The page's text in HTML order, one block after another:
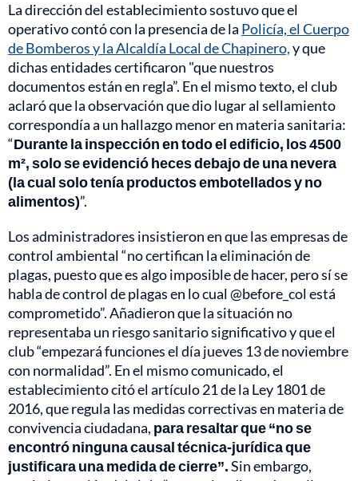
La dirección del establecimiento sostuvo que el
operativo contó con la presencia de la Policía, el Cuerpo
de Bomberos y la Alcaldía Local de Chapinero,y que
dichas entidades certificaron "que nuestros
documentos están en regla”. En el mismo texto, el club
aclaró que la observación que dio lugar al sellamiento
correspondía a un hallazgo menor en materia sanitaria:
“Durante la inspección en todo el edificio, los 4500
m², solo se evidenció heces debajo de una nevera
(la cual solo tenía productos embotellados y no
alimentos)”.
Los administradores insistieron en que las empresas de
control ambiental “no certifican la eliminación de
plagas, puesto que es algo imposible de hacer, pero sí se
habla de control de plagas en lo cual @before_col está
comprometido”. Añadieron que la situación no
representaba un riesgo sanitario significativo y que el
club “empezará funciones el día jueves 13 de noviembre
con normalidad”. En el mismo comunicado, el
establecimiento citó el artículo 21 de la Ley 1801 de
2016, que regula las medidas correctivas en materia de
convivencia ciudadana, para resaltar que “no se
encontró ninguna causal técnica-jurídica que
justificara una medida de cierre”.Sin embargo,